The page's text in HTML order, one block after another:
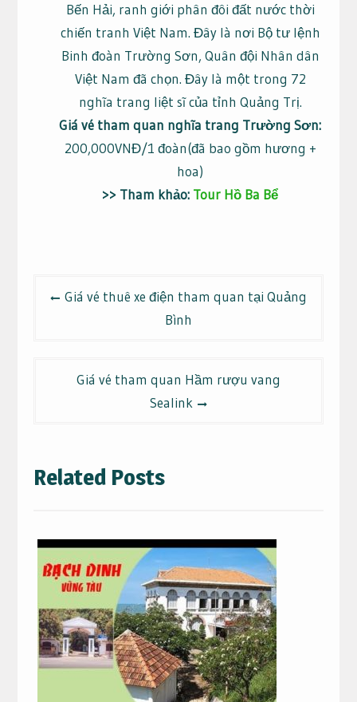
Bến Hải, ranh giới phân đôi đất nước thời
chiến tranh Việt Nam. Đây là nơi Bộ tư lệnh
Binh đoàn Trường Sơn, Quân đội Nhân dân
Việt Nam đã chọn. Đây là một trong 72
nghĩa trang liệt sĩ của tỉnh Quảng Trị.
Giá vé tham quan nghĩa trang Trường Sơn:
200,000VNĐ/1 đoàn(đã bao gồm hương +
hoa)
>> Tham khảo: Tour Hồ Ba Bể
Giá vé thuê xe điện tham quan tại Quảng
Bình
Giá vé tham quan Hầm rượu vang
Sealink
Related Posts